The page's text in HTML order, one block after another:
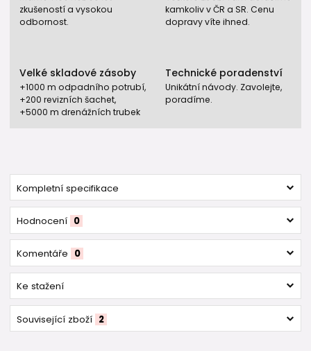
zkušeností a vysokou
odbornost.
kamkoliv v ČR a SR. Cenu
dopravy víte ihned.
Velké skladové zásoby
+1000 m odpadního potrubí,
+200 revizních šachet,
+5000 m drenážních trubek
Technické poradenství
Unikátní návody. Zavolejte,
poradíme.
Kompletní specifikace
Hodnocení 0
Komentáře 0
Ke stažení
Související zboží 2